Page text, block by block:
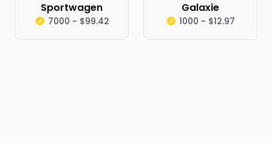
Sportwagen
7000 ~ $99.42
Galaxie
1000 ~ $12.97